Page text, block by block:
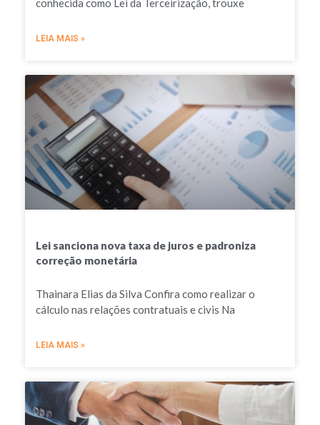
conhecida como Lei da Terceirização, trouxe
LEIA MAIS »
Lei sanciona nova taxa de juros e padroniza
correção monetária
Thainara Elias da Silva Confira como realizar o
cálculo nas relações contratuais e civis Na
LEIA MAIS »